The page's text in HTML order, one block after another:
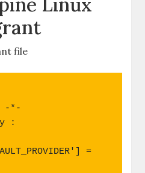
file
-*-
:
=